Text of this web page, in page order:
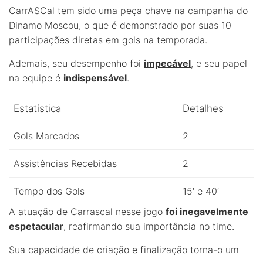
CarrASCal tem sido uma peça chave na campanha do
Dinamo Moscou, o que é demonstrado por suas 10
participações diretas em gols na temporada.
Ademais, seu desempenho foi impecável, e seu papel
na equipe é indispensável.
Estatística Detalhes
Gols Marcados 2
Assistências Recebidas 2
Tempo dos Gols
15′ e 40′
A atuação de Carrascal nesse jogo foi inegavelmente
espetacular, reafirmando sua importância no time.
Sua capacidade de criação e finalização torna-o um